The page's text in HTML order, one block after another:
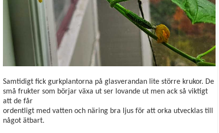
Samtidigt fick gurkplantorna på glasverandan lite större krukor. De
små frukter som börjar växa ut ser lovande ut men ack så viktigt
att de får
ordentligt med vatten och näring bra ljus för att orka utvecklas till
något ätbart.